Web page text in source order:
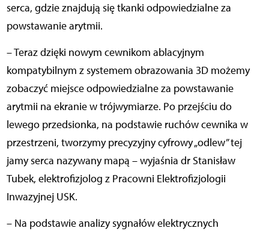
serca, gdzie znajdują się tkanki odpowiedzialne za
powstawanie arytmii.
– Teraz dzięki nowym cewnikom ablacyjnym
kompatybilnym z systemem obrazowania 3D możemy
zobaczyć miejsce odpowiedzialne za powstawanie
arytmii na ekranie w trójwymiarze. Po przejściu do
lewego przedsionka, na podstawie ruchów cewnika w
przestrzeni, tworzymy precyzyjny cyfrowy „odlew” tej
jamy serca nazywany mapą – wyjaśnia dr Stanisław
Tubek, elektrofizjolog z Pracowni Elektrofizjologii
Inwazyjnej USK.
– Na podstawie analizy sygnałów elektrycznych